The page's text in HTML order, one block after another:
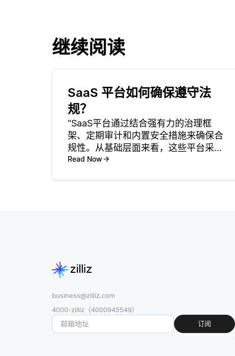
继续阅读
SaaS 平台如何确保遵守法
规？
"SaaS平台通过结合强有力的治理框
架、定期审计和内置安全措施来确保合
规性。从基础层面来看，这些平台采用
ISO 27001、GDPR和HIPAA等行业标准
Read Now
business@zilliz.com
4000-zilliz（4000945549）
订阅